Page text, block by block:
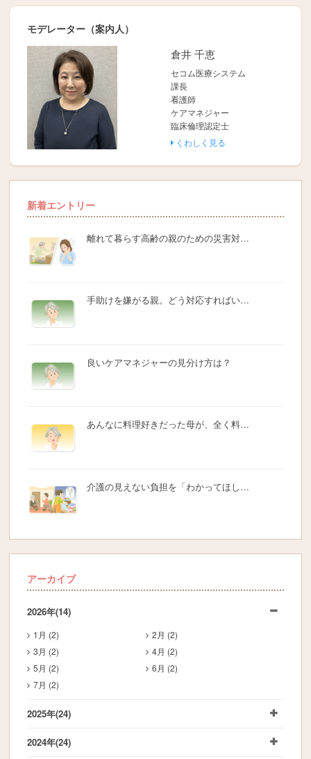
モデレーター（案内人）
倉井 千恵
セコム医療システム
課長
看護師
ケアマネジャー
臨床倫理認定士
くわしく見る
新着エントリー
離れて暮らす高齢の親のための災害対…
手助けを嫌がる親。どう対応すればい…
良いケアマネジャーの見分け方は？
あんなに料理好きだった母が、全く料…
介護の見えない負担を「わかってほし…
アーカイブ
2026年(14)
1月 (2)
2月 (2)
3月 (2)
4月 (2)
5月 (2)
6月 (2)
7月 (2)
2025年(24)
2024年(24)